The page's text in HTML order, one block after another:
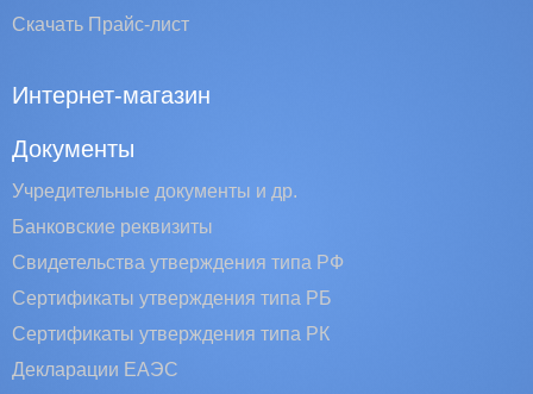
Скачать Прайс-лист
Интернет-магазин
Документы
Учредительные документы и др.
Банковские реквизиты
Свидетельства утверждения типа РФ
Сертификаты утверждения типа РБ
Сертификаты утверждения типа РК
Декларации ЕАЭС